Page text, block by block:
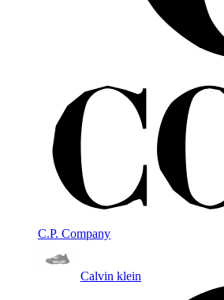
C.P. Company
Calvin klein